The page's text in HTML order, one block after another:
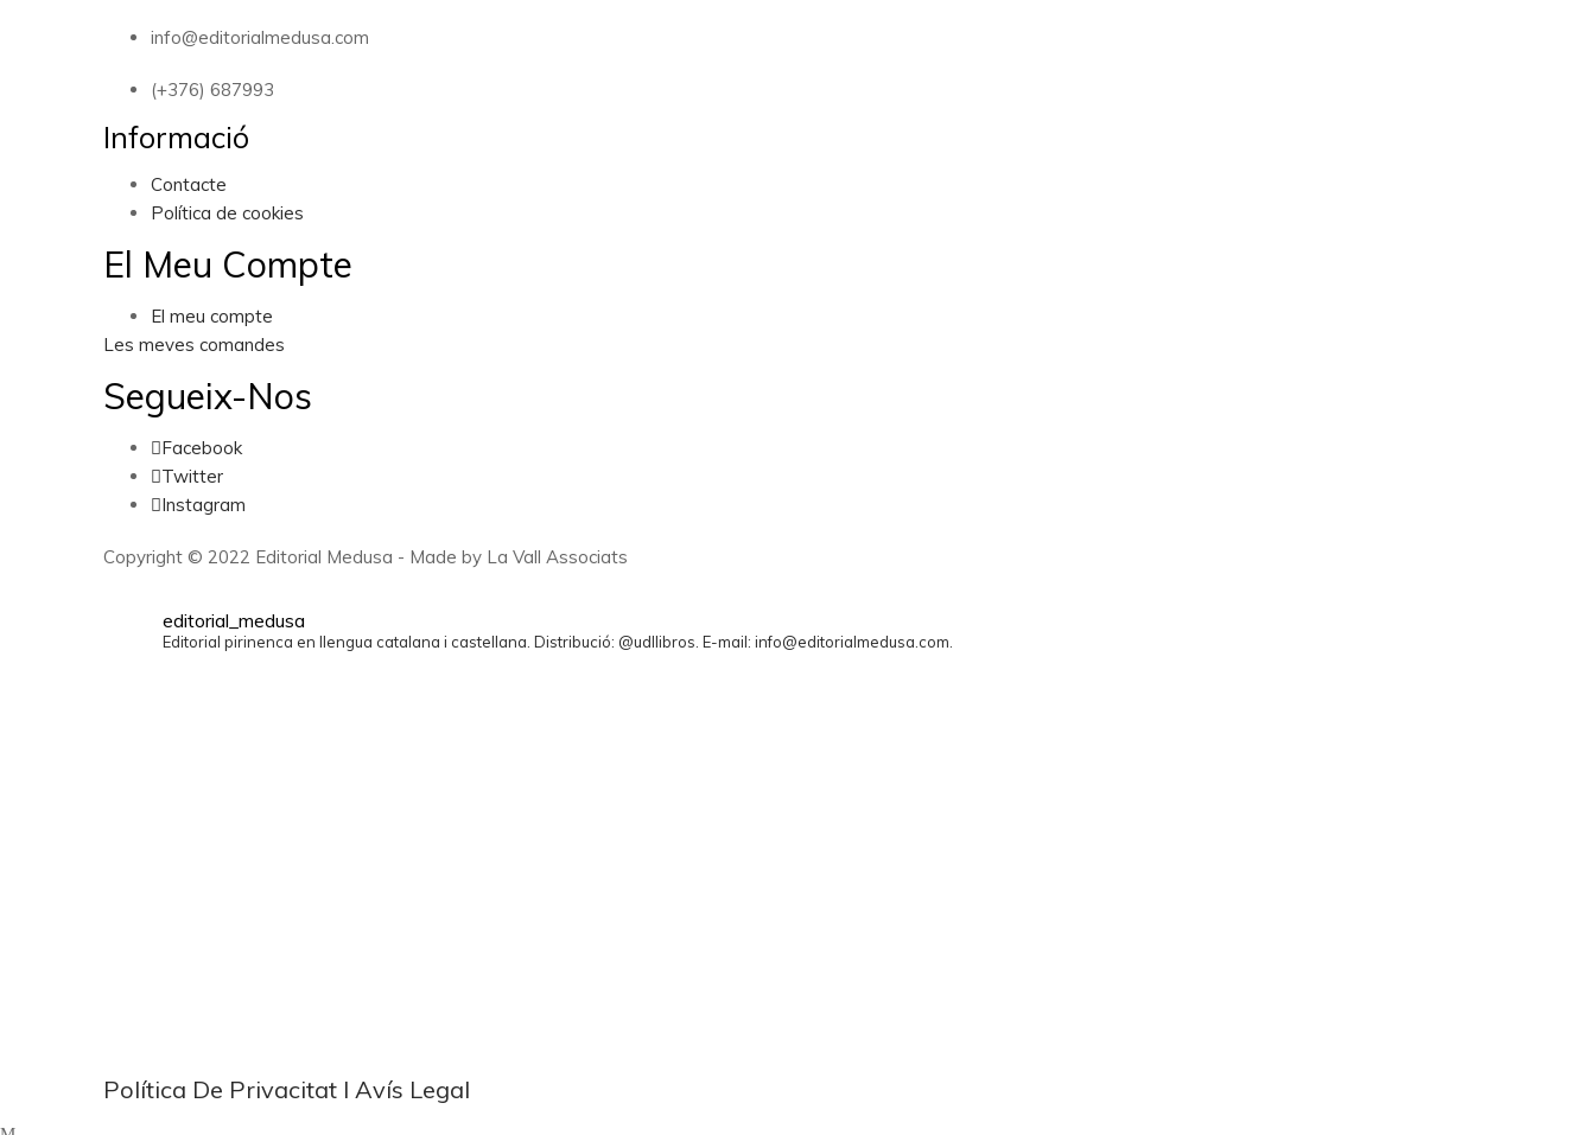
info@editorialmedusa.com
(+376) 687993
Informació
Contacte
Política de cookies
El Meu Compte
El meu compte
Les meves comandes
Segueix-Nos
Facebook
Twitter
Instagram
Copyright © 2022 Editorial Medusa - Made by La Vall Associats
editorial_medusa
Editorial pirinenca en llengua catalana i castellana. Distribució: @udllibros. E-mail: info@editorialmedusa.com.
Política De Privacitat I Avís Legal